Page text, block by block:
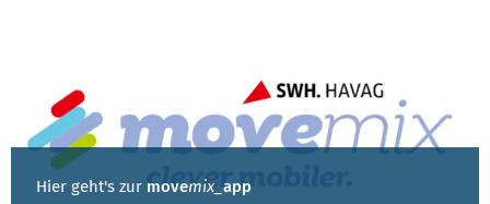
Hier geht's zur movemix_ app